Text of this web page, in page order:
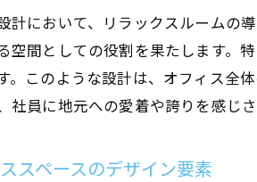
生産性向
職場のリ
リフレッ
働き方改
自然光を
計において、リラックスルームの
空間としての役割を果たします。
。このような設計は、オフィス全
社員に地元への愛着や誇りを感じ
スペースのデザイン要素